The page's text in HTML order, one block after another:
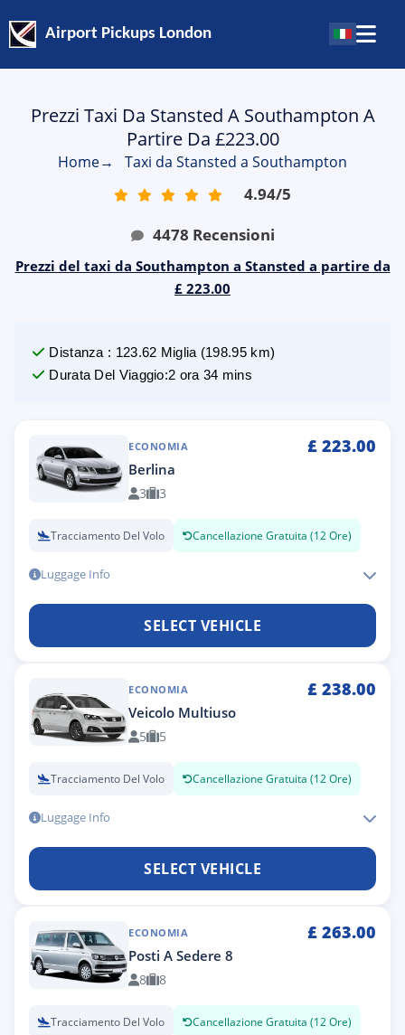
Airport Pickups London
Prezzi Taxi Da Stansted A Southampton A
Partire Da £223.00
Home→ Taxi da Stansted a Southampton
4.94/5
4478 Recensioni
Prezzi del taxi da Southampton a Stansted a partire da
£ 223.00
Distanza : 123.62 Miglia (198.95km)
Durata Del Viaggio:2 ora 34 mins
ECONOMIA £ 223.00
Berlina
3 3
Tracciamento Del Volo Cancellazione Gratuita (12 Ore)
Luggage Info
SELECT VEHICLE
ECONOMIA £ 238.00
Veicolo Multiuso
5 5
Tracciamento Del Volo Cancellazione Gratuita (12 Ore)
Luggage Info
SELECT VEHICLE
ECONOMIA £ 263.00
Posti A Sedere 8
8 8
Tracciamento Del Volo Cancellazione Gratuita (12 Ore)